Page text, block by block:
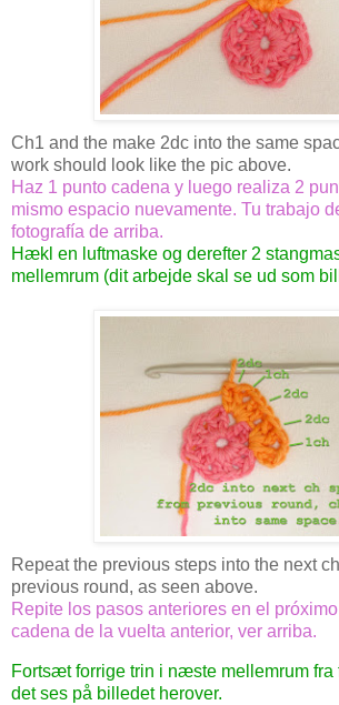
Ch1 and the make 2dc into the same
work should look like the pic above.
Haz 1 punto cadena y luego realiza 2
mismo espacio nuevamente. Tu trabajo
fotografía de arriba.
Hækl en luftmaske og derefter 2
mellemrum (dit arbejde skal se ud som
Repeat the previous steps into the next
previous round, as seen above.
Repite los pasos anteriores en el
cadena de la vuelta anterior, ver arriba.
Fortsæt forrige trin i næste mellemrum fra
det ses på billedet herover.